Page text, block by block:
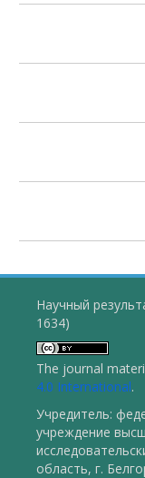
Научный
1634)
The journal
4.0 International.
Учредитель:
учреждение
область, г.